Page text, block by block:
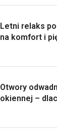
Letni relaks
na komfort i
Otwory
okiennej –